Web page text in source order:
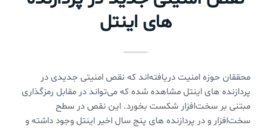
های اینتل
محققان حوزه امنیت دریافته‌اند که نقص امنیتی جدیدی در
پردازنده های اینتل مشاهده شده که می‌تواند در مقابل رمزگذاری
مبتنی بر سخت‌افزار شکست بخورد. این نقص در سطح
سخت‌افزار و در پردازنده های پنج سال اخیر اینتل وجود داشته و